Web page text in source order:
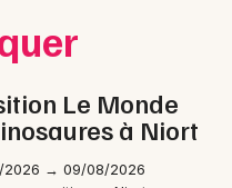
Le Monde
à Niort
2026 → 09/08/2026